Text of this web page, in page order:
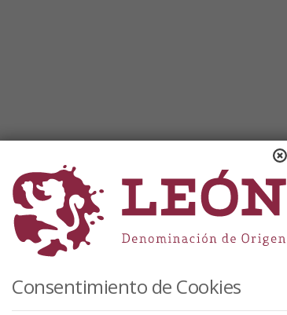
Consentimiento de Cookies